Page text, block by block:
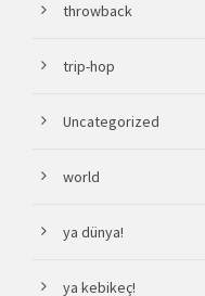
throwback
trip-hop
Uncategorized
world
ya dünya!
ya kebikeç!